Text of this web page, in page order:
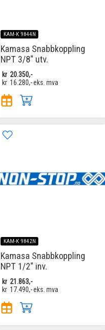
KAM-K 9844N
Kamasa Snabbkoppling
NPT 3/8" utv.
kr 20.350,-
kr 16.280,-eks. mva
KAM-K 9842N
Kamasa Snabbkoppling
NPT 1/2" inv.
kr 21.863,-
kr 17.490,-eks. mva